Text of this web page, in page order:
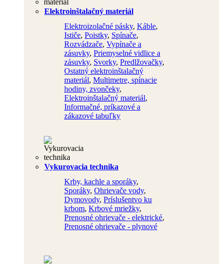
Elektroinštalačný materiál
Elektroizolačné pásky, Káble,
Ističe, Poistky, Spínače,
Rozvádzače, Vypínače a
zásuvky, Priemyselné vidlice a
zásuvky, Svorky, Predlžovačky,
Ostatný elektroinštalačný
materiál, Multimetre, spínacie
hodiny, zvončeky,
Elektroinštalačný materiál,
Informačné, príkazové a
zákazové tabuľky
Vykurovacia technika
Krby, kachle a sporáky,
Sporáky, Ohrievače vody,
Dymovody, Príslušentvo ku
krbom, Krbové mriežky,
Prenosné ohrievače - elektrické,
Prenosné ohrievače - plynové